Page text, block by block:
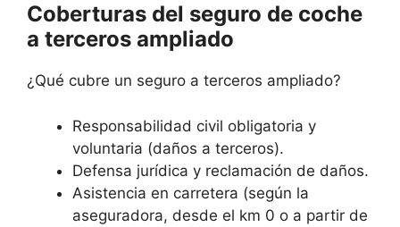
Coberturas del seguro de coche
a terceros ampliado
¿Qué cubre un seguro a terceros ampliado?
Responsabilidad civil obligatoria y
voluntaria (daños a terceros).
Defensa jurídica y reclamación de daños.
Asistencia en carretera (según la
aseguradora, desde el km 0 o a partir de